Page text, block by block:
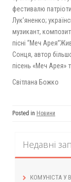
фестивалю
Лук’яненко;
музикант,
пісні “Меч
Сонця, автор
пісень «Меч Арея»
Світлана Божко
Posted in Новини
Недавні
КОМУНІСТА У